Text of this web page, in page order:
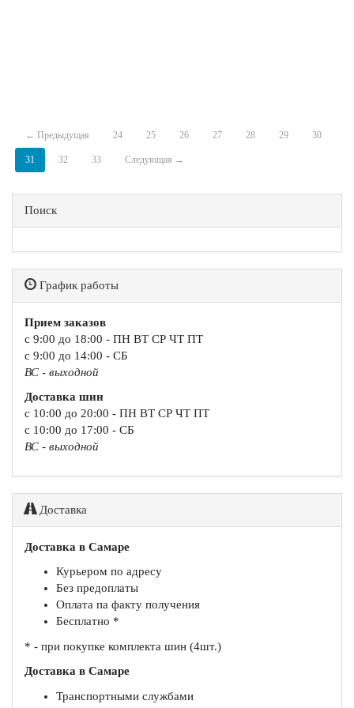
← Предыдущая 24 25 26 27 28 29 30
31 32 33 Следующая →
Поиск
График работы
Прием заказов
с 9:00 до 18:00 - ПН ВТ СР ЧТ ПТ
с 9:00 до 14:00 - СБ
ВС - выходной
Доставка шин
с 10:00 до 20:00 - ПН ВТ СР ЧТ ПТ
с 10:00 до 17:00 - СБ
ВС - выходной
Доставка
Доставка в Самаре
Курьером по адресу
Без предоплаты
Оплата па факту получения
Бесплатно *
* - при покупке комплекта шин (4шт.)
Доставка в Самаре
Транспортными службами